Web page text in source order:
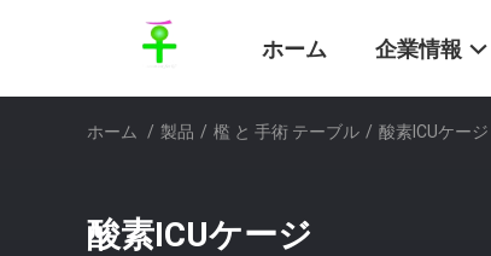
ホーム 企業情報
ホーム / 製品 / 檻 と 手術 テーブル / 酸素ICUケージ
酸素ICUケージ